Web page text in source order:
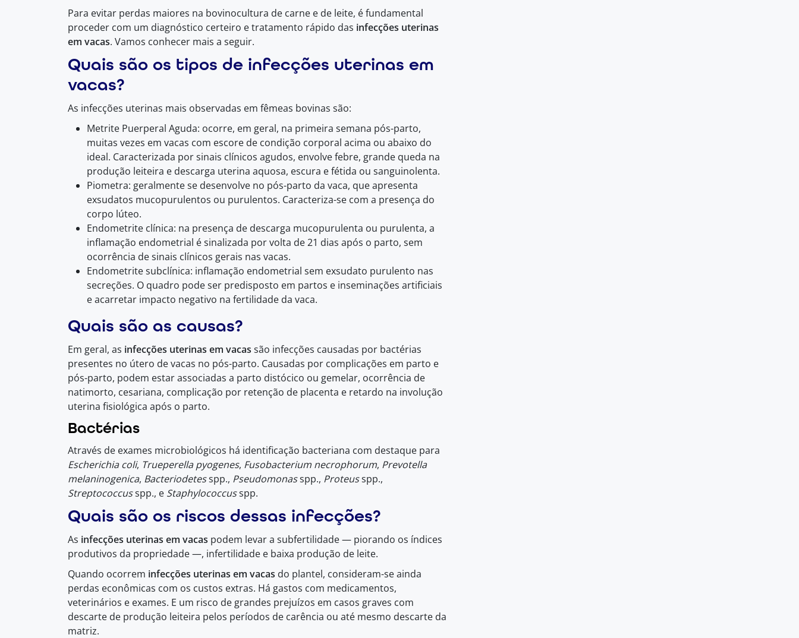
Para evitar perdas maiores na bovinocultura de carne e de leite, é fundamental
proceder com um diagnóstico certeiro e tratamento rápido das infecções uterinas
em vacas. Vamos conhecer mais a seguir.
Quais são os tipos de infecções uterinas em
vacas?
As infecções uterinas mais observadas em fêmeas bovinas são:
Metrite Puerperal Aguda: ocorre, em geral, na primeira semana pós-parto,
muitas vezes em vacas com escore de condição corporal acima ou abaixo do
ideal. Caracterizada por sinais clínicos agudos, envolve febre, grande queda na
produção leiteira e descarga uterina aquosa, escura e fétida ou sanguinolenta.
Piometra: geralmente se desenvolve no pós-parto da vaca, que apresenta
exsudatos mucopurulentos ou purulentos. Caracteriza-se com a presença do
corpo lúteo.
Endometrite clínica: na presença de descarga mucopurulenta ou purulenta, a
inflamação endometrial é sinalizada por volta de 21 dias após o parto, sem
ocorrência de sinais clínicos gerais nas vacas.
Endometrite subclínica: inflamação endometrial sem exsudato purulento nas
secreções. O quadro pode ser predisposto em partos e inseminações artificiais
e acarretar impacto negativo na fertilidade da vaca.
Quais são as causas?
Em geral, as infecções uterinas em vacas são infecções causadas por bactérias
presentes no útero de vacas no pós-parto. Causadas por complicações em parto e
pós-parto, podem estar associadas a parto distócico ou gemelar, ocorrência de
natimorto, cesariana, complicação por retenção de placenta e retardo na involução
uterina fisiológica após o parto.
Bactérias
Através de exames microbiológicos há identificação bacteriana com destaque para
Escherichia coli, Trueperella pyogenes, Fusobacterium necrophorum, Prevotella
melaninogenica, Bacteriodetesspp., Pseudomonasspp., Proteusspp.,
Streptococcusspp., e Staphylococcusspp.
Quais são os riscos dessas infecções?
As infecções uterinas em vacas podem levar a subfertilidade — piorando os índices
produtivos da propriedade —, infertilidade e baixa produção de leite.
Quando ocorrem infecções uterinas em vacas do plantel, consideram-se ainda
perdas econômicas com os custos extras. Há gastos com medicamentos,
veterinários e exames. E um risco de grandes prejuízos em casos graves com
descarte de produção leiteira pelos períodos de carência ou até mesmo descarte da
matriz.